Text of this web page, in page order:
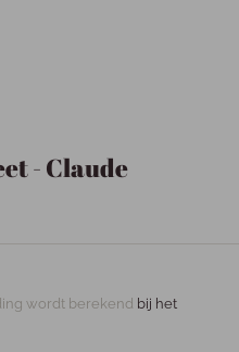
- Claude
wordt berekend bij het